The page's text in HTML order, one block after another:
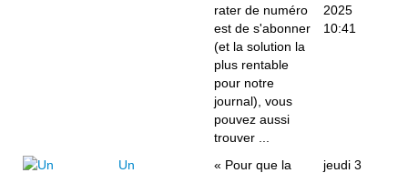
rater de numéro
est de s'abonner
(et la solution la
plus rentable
pour notre
journal), vous
pouvez aussi
trouver ...
2025
10:41
Un
« Pour que la
jeudi 3